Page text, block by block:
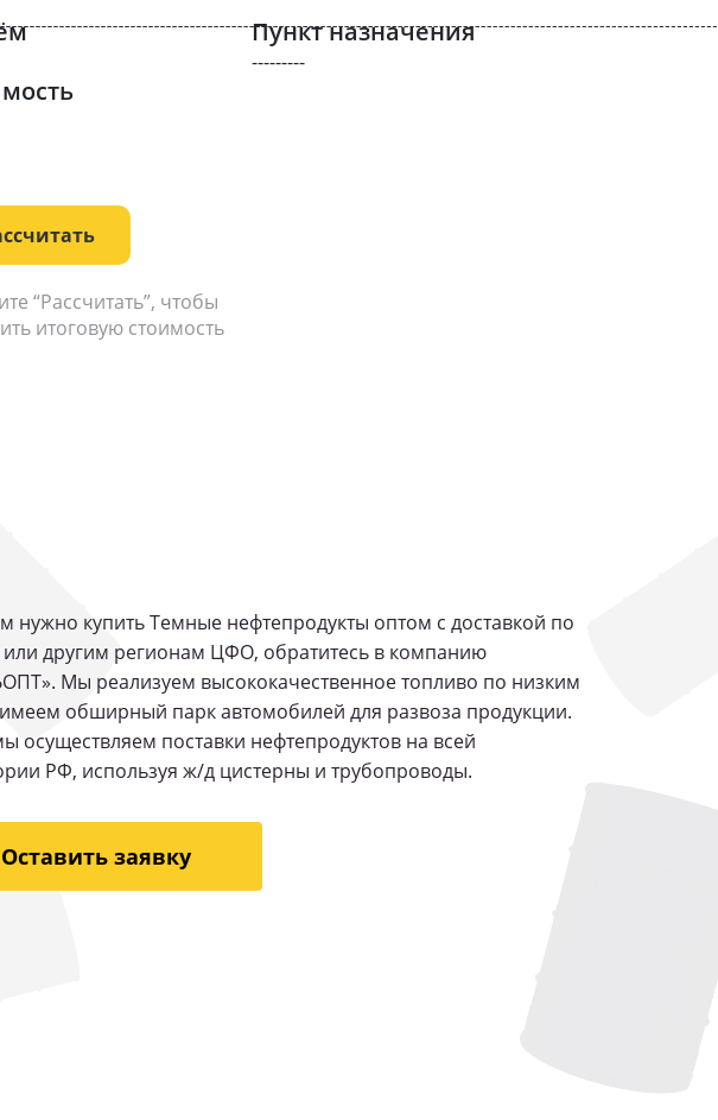
Пункт назначения
---------
“Рассчитать”, чтобы
итоговую стоимость
нужно купить Темные нефтепродукты оптом с доставкой по
другим регионам ЦФО, обратитесь в компанию
Мы реализуем высококачественное топливо по низким
обширный парк автомобилей для развоза продукции.
осуществляем поставки нефтепродуктов на всей
РФ, используя ж/д цистерны и трубопроводы.
Оставить заявку